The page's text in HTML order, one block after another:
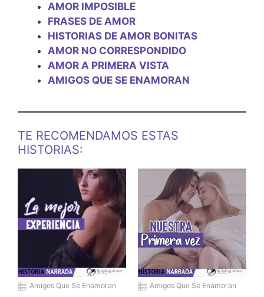
AMOR IMPOSIBLE
FRASES DE AMOR
HISTORIAS DE AMOR BONITAS
AMOR NO CORRESPONDIDO
AMOR A PRIMERA VISTA
AMIGOS QUE SE ENAMORAN
TE RECOMENDAMOS ESTAS
HISTORIAS:
Amigos Que Se Enamoran Amigos Que Se Enamoran